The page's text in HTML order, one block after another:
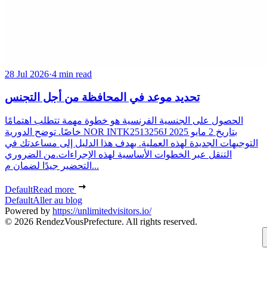
28 Jul 2026·4 min read
تحديد موعد في المحافظة من أجل التجنس
الحصول على الجنسية الفرنسية هو خطوة مهمة تتطلب اهتمامًا
خاصًا. توضح الدورية NOR INTK2513256J بتاريخ 2 مايو 2025
التوجيهات الجديدة لهذه العملية. يهدف هذا الدليل إلى مساعدتك في
التنقل عبر الخطوات الأساسية لهذه الإجراءات.من الضروري
التحضير جيدًا لضمان م...
DefaultRead more
DefaultAller au blog
Powered by https://unlimitedvisitors.io/
© 2026 RendezVousPrefecture. All rights reserved.